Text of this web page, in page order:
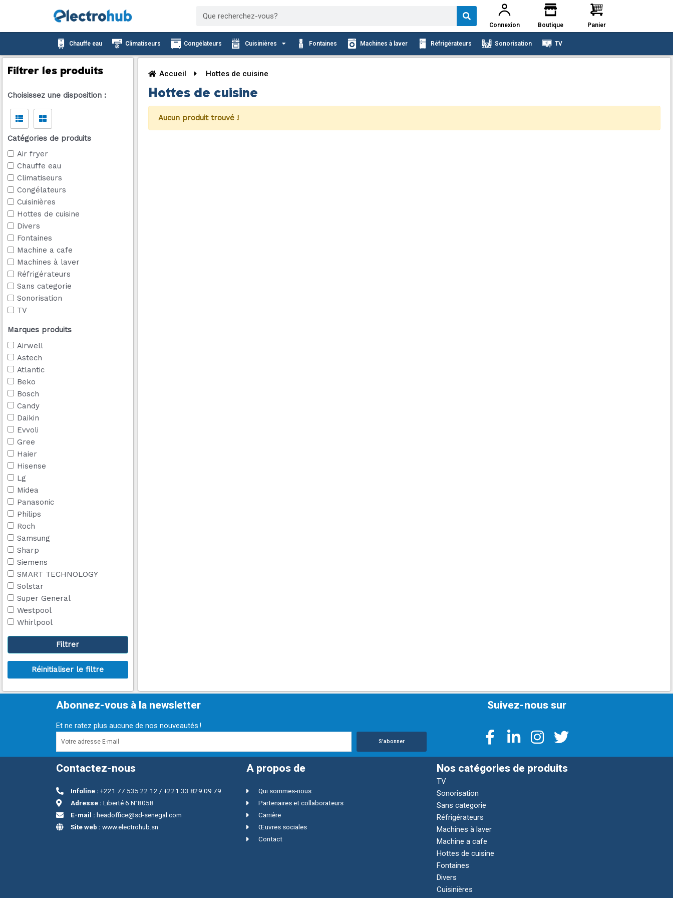
Rechercher
Connexion Boutique Panier
Chauffe eau Climatiseurs Congélateurs Cuisinières Fontaines Machines à laver Réfrigérateurs Sonorisation TV
Filtrer les produits
Choisissez une disposition :
Catégories de produits
Air fryer
Chauffe eau
Climatiseurs
Congélateurs
Cuisinières
Hottes de cuisine
Divers
Fontaines
Machine a cafe
Machines à laver
Réfrigérateurs
Sans categorie
Sonorisation
TV
Marques produits
Airwell
Astech
Atlantic
Beko
Bosch
Candy
Daikin
Evvoli
Gree
Haier
Hisense
Lg
Midea
Panasonic
Philips
Roch
Samsung
Sharp
Siemens
SMART TECHNOLOGY
Solstar
Super General
Westpool
Whirlpool
Filtrer
Accueil Hottes de cuisine
Hottes de cuisine
Aucun produit trouvé !
Abonnez-vous à la newsletter
Et ne ratez plus aucune de nos nouveautés !
S'abonner
Suivez-nous sur
Contactez-nous
Infoline : +221 77 535 22 12 / +221 33 829 09 79
Adresse : Liberté 6 N°8058
E-mail : headoffice@sd-senegal.com
Site web : www.electrohub.sn
A propos de
Qui sommes-nous
Partenaires et collaborateurs
Carrière
Œuvres sociales
Contact
Nos catégories de produits
TV
Sonorisation
Sans categorie
Réfrigérateurs
Machines à laver
Machine a cafe
Hottes de cuisine
Fontaines
Divers
Cuisinières